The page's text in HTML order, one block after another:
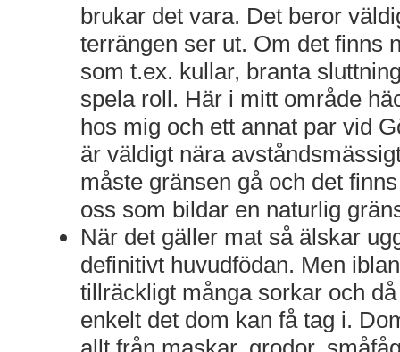
brukar det vara. Det beror
terrängen ser ut. Om det finns
som t.ex. kullar, branta
spela roll. Här i mitt område
hos mig och ett annat par vid
är väldigt nära
måste gränsen gå och det
oss som bildar en naturlig
När det gäller mat så älskar
definitivt huvudfödan. Men
tillräckligt många sorkar och
enkelt det dom kan få tag i.